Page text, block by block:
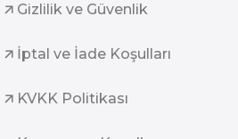
Gizlilik ve Güvenlik
İptal ve İade Koşulları
KVKK Politikası